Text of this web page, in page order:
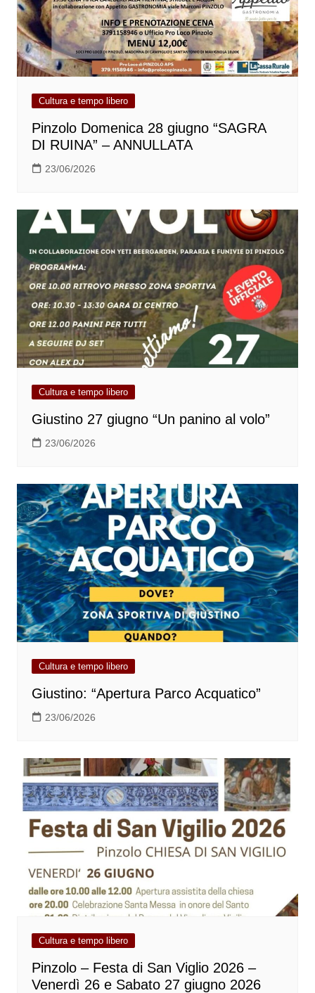
Cultura e tempo libero
Pinzolo Domenica 28 giugno “SAGRA
DI RUINA” – ANNULLATA
23/06/2026
Cultura e tempo libero
Giustino 27 giugno “Un panino al volo”
23/06/2026
Cultura e tempo libero
Giustino: “Apertura Parco Acquatico”
23/06/2026
Cultura e tempo libero
Pinzolo – Festa di San Viglio 2026 –
Venerdì 26 e Sabato 27 giugno 2026